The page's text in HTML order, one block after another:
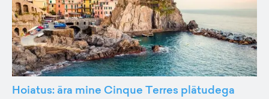
Hoiatus: ära mine Cinque Terres plätudega